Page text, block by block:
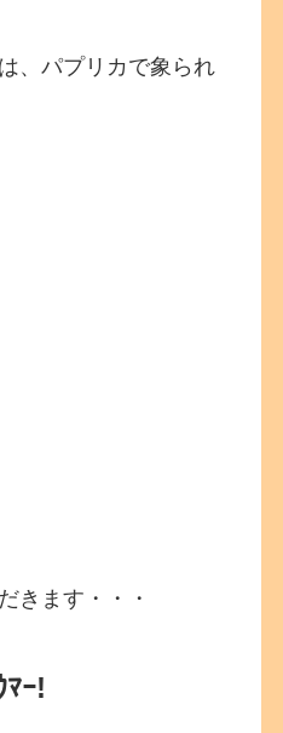
、パプリカで象られ
きます・・・
ｰ!